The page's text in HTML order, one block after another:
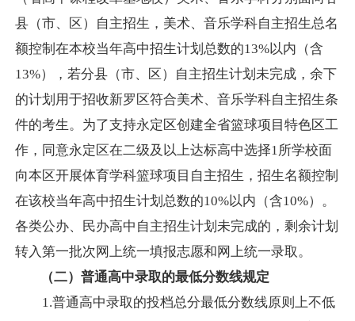
县（市、区）自主招生 ，美术、音乐学科自主招生总名
额控制在本校当年高中招生计划总数的13%以内（含
13%），若分县（市、区）自主招生计划未完成，余下
的计划用于招收新罗区符合美术、音乐学科自主招生条
件的考生。 为了支持永定区创建全省篮球项目特色区工
作，同意永定区在二级及以上达标高中选择1所学校面
向本区开展体育学科篮球项目自主招生，招生名额控制
在该校当年高中招生计划总数的10%以内（含10%）。
各类公办、民办高中自主招生计划未完成的，剩余计划
转入第一批次网上统一填报志愿和网上统一录取。
（二）普通高中录取的最低分数线规定
1.普通高中录取的投档总分最低分数线原则上不低